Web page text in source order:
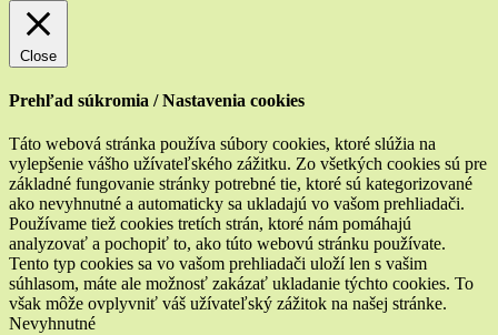
Close
Prehľad súkromia / Nastavenia cookies
Táto webová stránka používa súbory cookies, ktoré slúžia na
vylepšenie vášho užívateľského zážitku. Zo všetkých cookies sú pre
základné fungovanie stránky potrebné tie, ktoré sú kategorizované
ako nevyhnutné a automaticky sa ukladajú vo vašom prehliadači.
Používame tiež cookies tretích strán, ktoré nám pomáhajú
analyzovať a pochopiť to, ako túto webovú stránku používate.
Tento typ cookies sa vo vašom prehliadači uloží len s vašim
súhlasom, máte ale možnosť zakázať ukladanie týchto cookies. To
však môže ovplyvniť váš užívateľský zážitok na našej stránke.
Nevyhnutné